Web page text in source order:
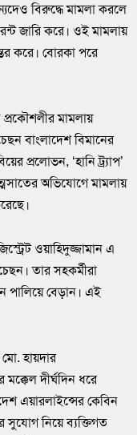
বিরুদ্ধে মামলা করলে
জারি করে। ওই মামলায়
করে। বোরকা পরে
মামলায়
বাংলাদেশ বিমানের
প্রলোভন, ‘হানি ট্র্যাপ’
অভিযোগে মামলায়
ওয়াহিদুজ্জামান এ
তার সহকর্মীরা
পালিয়ে বেড়ান। এই
হায়দার
দীর্ঘদিন ধরে
এয়ারলাইন্সের কেবিন
সুযোগ নিয়ে ব্যক্তিগত